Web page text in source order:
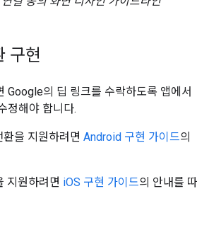
구현
Google의 딥 링크를 수락하도록 앱에서
정해야 합니다.
을 지원하려면 Android 구현 가이드의
지원하려면 iOS 구현 가이드의 안내를 따